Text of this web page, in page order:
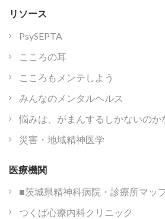
リソース
PsySEPTA
こころの耳
こころもメンテしよう
みんなのメンタルヘルス
悩みは、がまんするしかないのか
災害・地域精神医学
医療機関
■茨城県精神科病院・診療所マッ
つくば心療内科クリニック